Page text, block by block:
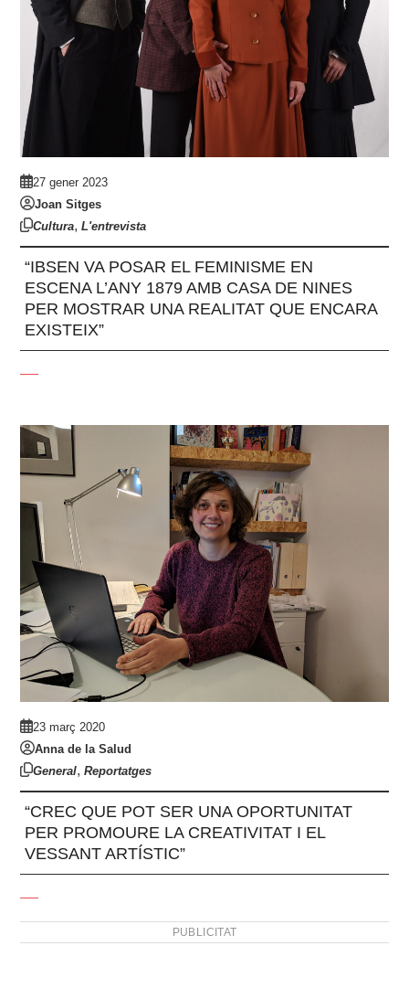
27 gener 2023
Joan Sitges
Cultura,L'entrevista
“IBSEN VA POSAR EL FEMINISME EN
ESCENA L’ANY 1879 AMB CASA DE NINES
PER MOSTRAR UNA REALITAT QUE ENCARA
EXISTEIX”
23 març 2020
Anna de la Salud
General,Reportatges
“CREC QUE POT SER UNA OPORTUNITAT
PER PROMOURE LA CREATIVITAT I EL
VESSANT ARTÍSTIC”
PUBLICITAT